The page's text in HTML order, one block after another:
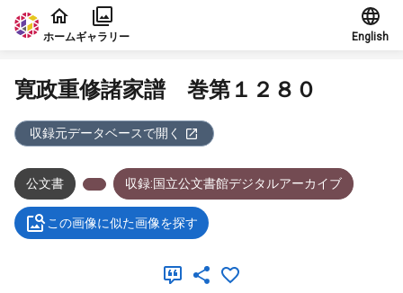
本文に飛ぶ
ホームギャラリー English
寛政重修諸家譜 巻第１２８０
収録元データベースで開く
公文書 収録:国立公文書館デジタルアーカイブ
この画像に似た画像を探す